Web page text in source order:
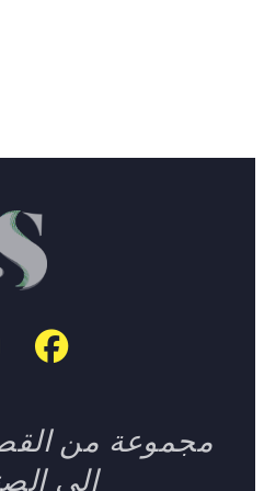
مجموعة من
إلى